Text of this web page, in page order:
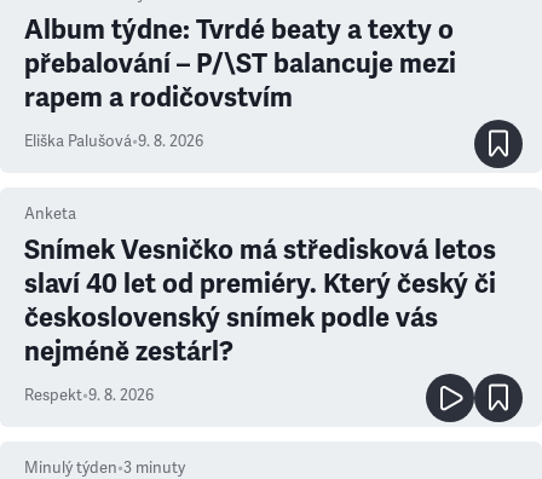
Album týdne: Tvrdé beaty a texty o
přebalování – P/\ST balancuje mezi
rapem a rodičovstvím
Eliška Palušová•9. 8. 2026
Anketa
Snímek Vesničko má středisková letos
slaví 40 let od premiéry. Který český či
československý snímek podle vás
nejméně zestárl?
Respekt•9. 8. 2026
Minulý týden•3 minuty